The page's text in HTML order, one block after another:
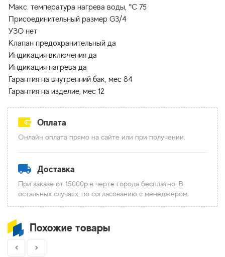
Макс. температура нагрева воды, °С 75
Присоединительный размер G3/4
УЗО нет
Клапан предохранительный да
Индикация включения да
Индикация нагрева да
Гарантия на внутренний бак, мес 84
Оплата
Онлайн оплата прямо на сайте или при получении.
Доставка
При заказе от 15000р в черте города бесплатно. В
остальных случаях, по согласованию с менеджером.
Похожие товары